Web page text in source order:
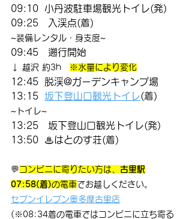
09:10  小丹波駐車場観光トイレ(発)
09:25　入渓点(着)
~装備レンタル・身支度~
09:45　遡行開始
↓ 越沢 約3h ※水量により変化
12:45  脱渓@ガーデンキャンプ場
13:15 坂下登山口観光トイレ(着)
~トイレ~
13:25　坂下登山口観光トイレ(発)
13:50  ♨はとのす荘(着)
💬コンビニに寄りたい方は、 古里駅
07:58(着)の電車でお越しください。
セブンイレブン奥多摩古里店
(※08:34着の電車ではコンビニに立ち寄る